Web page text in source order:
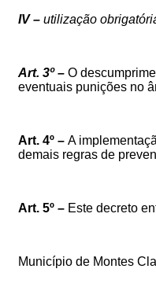
IV – utilização
Art. 3º – O
eventuais punições no
Art. 4º – A
demais regras de
Art. 5º – Este decreto
Município de Montes